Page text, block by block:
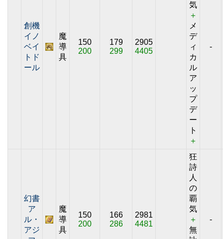
創機
イノ
ベイ
トド
ール
魔
導
具
150
200
179
299
2905
4405
気
＋
メ
デ
ィ
カ
ル
ア
ッ
プ
デ
ー
ト
＋
-
幻書
ア
ル・
アジ
魔
導
具
150
200
166
286
2981
4481
狂
詩
人
の
覇
気
＋
無
-